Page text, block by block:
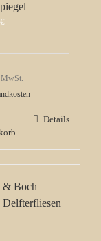
€
Details
Boch